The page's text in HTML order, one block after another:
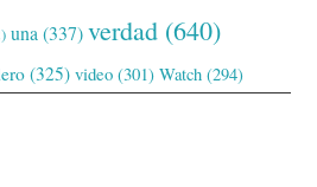
una (337) verdad (640)
(325) video (301) Watch (294)